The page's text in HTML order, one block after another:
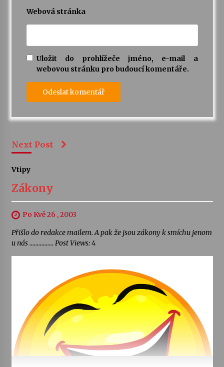
Webová stránka
Uložit do prohlížeče jméno, e-mail a
webovou stránku pro budoucí komentáře.
Next Post
Vtipy
Zákony
Po Kvě 26 , 2003
Přišlo do redakce mailem. A pak že jsou zákony k smíchu jenom
u nás ……………. Post Views: 4